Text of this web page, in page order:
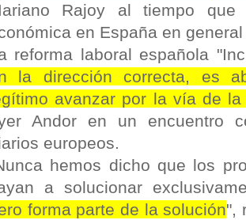
Rajoy al tiempo que
en España en
reforma laboral española
la dirección correcta, es
avanzar por la vía de la
Andor en un encuentro
europeos.
hemos dicho que los
a solucionar
forma parte de la solución",